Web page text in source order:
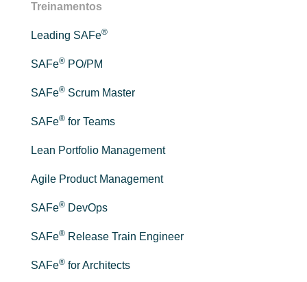
Treinamentos
Leading SAFe®
SAFe® PO/PM
SAFe® Scrum Master
SAFe® for Teams
Lean Portfolio Management
Agile Product Management
SAFe® DevOps
SAFe® Release Train Engineer
SAFe® for Architects